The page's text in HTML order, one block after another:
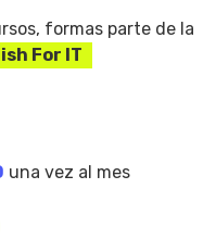
formas parte de la
For IT
una vez al mes